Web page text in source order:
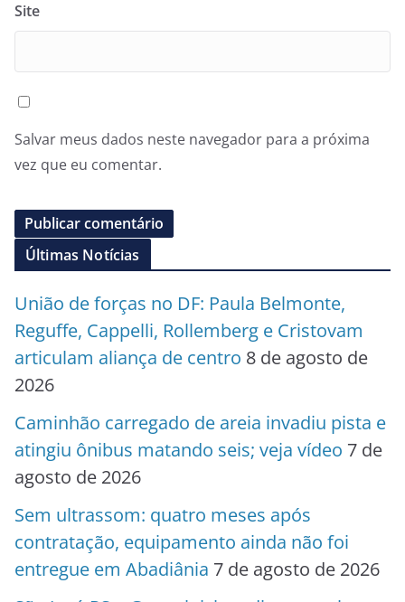
Site
Salvar meus dados neste navegador para a próxima
vez que eu comentar.
Últimas Notícias
União de forças no DF: Paula Belmonte,
Reguffe, Cappelli, Rollemberg e Cristovam
articulam aliança de centro 8 de agosto de
2026
Caminhão carregado de areia invadiu pista e
atingiu ônibus matando seis; veja vídeo 7 de
agosto de 2026
Sem ultrassom: quatro meses após
contratação, equipamento ainda não foi
entregue em Abadiânia 7 de agosto de 2026